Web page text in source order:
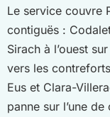
Le service couvre
contiguës :
Sirach à l’ouest
vers les
Eus et Clara-
panne sur l’une